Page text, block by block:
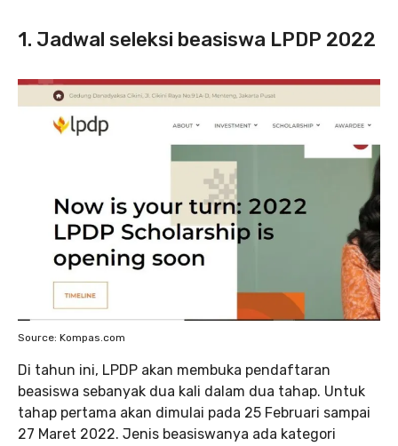
1. Jadwal seleksi beasiswa LPDP 2022
Source: Kompas.com
Di tahun ini, LPDP akan membuka pendaftaran
beasiswa sebanyak dua kali dalam dua tahap. Untuk
tahap pertama akan dimulai pada 25 Februari sampai
27 Maret 2022. Jenis beasiswanya ada kategori